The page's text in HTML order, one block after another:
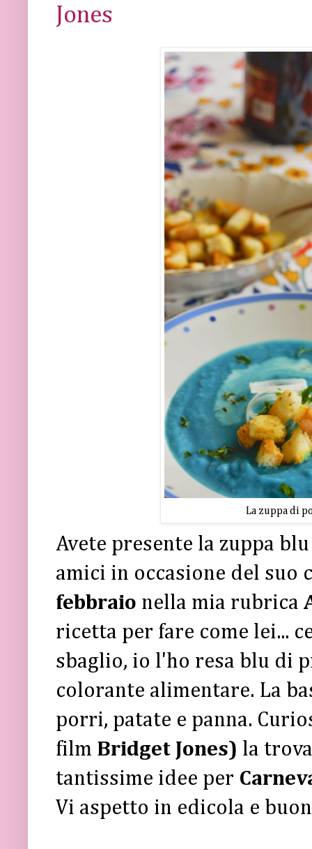
Jones
La zuppa di
Avete presente la zuppa
amici in occasione del suo
febbraio nella mia rubrica
ricetta per fare come lei...
sbaglio, io l'ho resa blu di
colorante alimentare. La
porri, patate e panna.
film Bridget Jones) la
tantissime idee per
Vi aspetto in edicola e